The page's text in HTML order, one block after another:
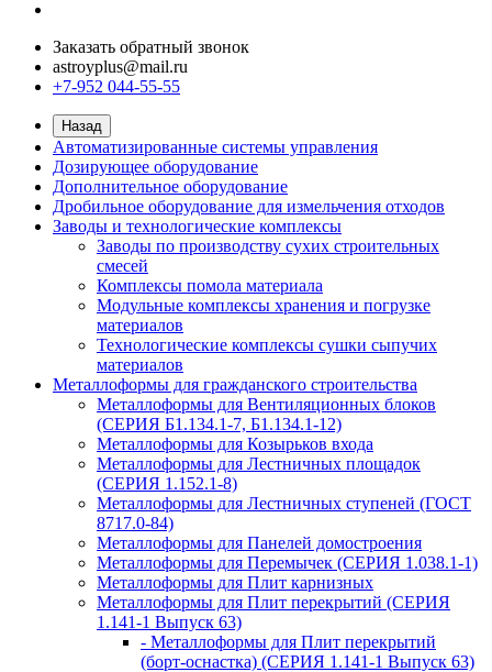
Заказать обратный звонок
astroyplus@mail.ru
+7-952 044-55-55
Назад
Автоматизированные системы управления
Дозирующее оборудование
Дополнительное оборудование
Дробильное оборудование для измельчения отходов
Заводы и технологические комплексы
Заводы по производству сухих строительных
смесей
Комплексы помола материала
Модульные комплексы хранения и погрузке
материалов
Технологические комплексы сушки сыпучих
материалов
Металлоформы для гражданского строительства
Металлоформы для Вентиляционных блоков
(СЕРИЯ Б1.134.1-7, Б1.134.1-12)
Металлоформы для Козырьков входа
Металлоформы для Лестничных площадок
(СЕРИЯ 1.152.1-8)
Металлоформы для Лестничных ступеней (ГОСТ
8717.0-84)
Металлоформы для Панелей домостроения
Металлоформы для Перемычек (СЕРИЯ 1.038.1-1)
Металлоформы для Плит карнизных
Металлоформы для Плит перекрытий (СЕРИЯ
1.141-1 Выпуск 63)
- Металлоформы для Плит перекрытий
(борт-оснастка) (СЕРИЯ 1.141-1 Выпуск 63)